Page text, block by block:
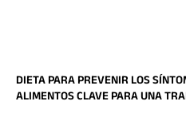
DIETA PARA PREVENIR LOS
ALIMENTOS CLAVE PARA UNA